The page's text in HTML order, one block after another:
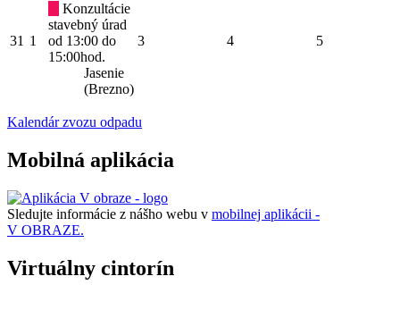
31 1
Konzultácie
stavebný úrad
od 13:00 do
15:00hod.
Jasenie
(Brezno)
3 4 5
Kalendár zvozu odpadu
Mobilná aplikácia
Sledujte informácie z nášho webu v mobilnej aplikácii -
V OBRAZE.
Virtuálny cintorín